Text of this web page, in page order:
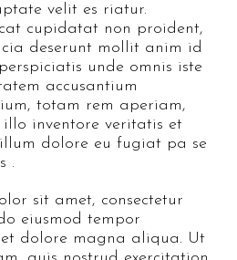
velit es riatur.
cupidatat non proident,
deserunt mollit anim id
unde omnis iste
accusantium
totam rem aperiam,
inventore veritatis et
dolore eu fugiat pa se
.
sit amet, consectetur
eiusmod tempor
dolore magna aliqua. Ut